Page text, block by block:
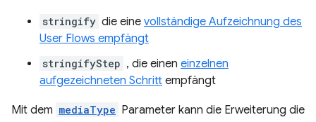
stringify die eine vollständige Aufzeichnung des
User Flows empfängt
stringifyStep , die einen einzelnen
aufgezeichneten Schritt empfängt
Mit dem mediaType Parameter kann die Erweiterung die